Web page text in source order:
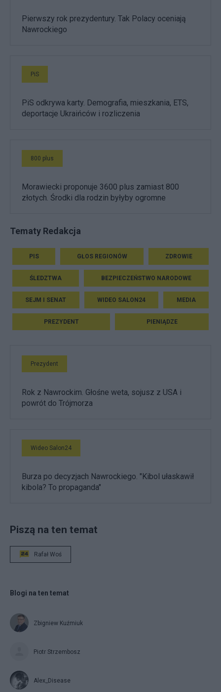
Pierwszy rok prezydentury. Tak Polacy oceniają
Nawrockiego
PiS
PiS odkrywa karty. Demografia, mieszkania, ETS,
deportacje Ukraińców i rozliczenia
800 plus
Morawiecki proponuje 3600 plus zamiast 800
złotych. Środki dla rodzin byłyby ogromne
Tematy Redakcja
PIS GŁOS REGIONÓW ZDROWIE
ŚLEDZTWA BEZPIECZEŃSTWO NARODOWE
SEJM I SENAT WIDEO SALON24 MEDIA
PREZYDENT PIENIĄDZE
Prezydent
Rok z Nawrockim. Głośne weta, sojusz z USA i
powrót do Trójmorza
Wideo Salon24
Burza po decyzjach Nawrockiego. "Kibol ułaskawił
kibola? To propaganda"
Piszą na ten temat
Rafał Woś
Blogi na ten temat
Zbigniew Kuźmiuk
Piotr Strzembosz
Alex_Disease